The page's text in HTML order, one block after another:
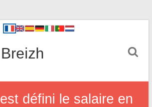
défini le salaire en